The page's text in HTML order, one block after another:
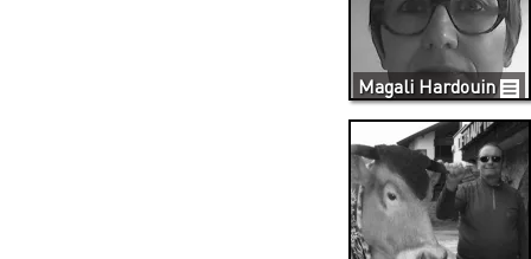
Magali Hardouin